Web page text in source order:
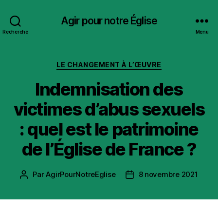
Recherche
Agir pour notre Église
Menu
Catégories
LE CHANGEMENT À L’ŒUVRE
Indemnisation des
victimes d’abus sexuels
: quel est le patrimoine
de l’Église de France ?
Auteur
ParAgirPourNotreEglise
Date8 novembre 2021